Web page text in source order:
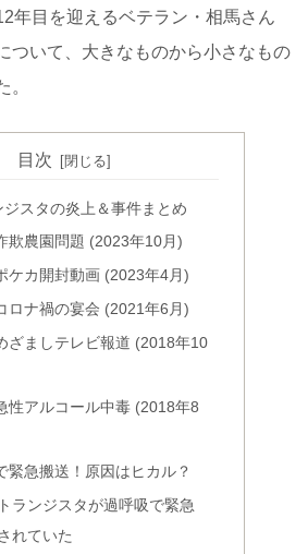
年目を迎えるベテラン・相馬さん
ついて、大きなものから小さなもの
。
目次
スタの炎上＆事件まとめ
欺農園問題 (2023年10月)
カ開封動画 (2023年4月)
ナ禍の宴会 (2021年6月)
ましテレビ報道 (2018年10
アルコール中毒 (2018年8
緊急搬送！原因はヒカル？
ランジスタが過呼吸で緊急
れていた